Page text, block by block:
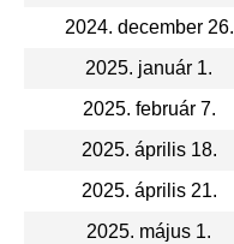
2024. december 26.
2025. január 1.
2025. február 7.
2025. április 18.
2025. április 21.
2025. május 1.